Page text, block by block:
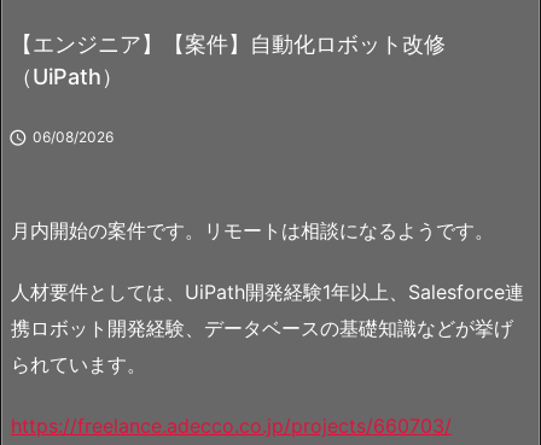
【エンジニア】【案件】自動化ロボット改修
（UiPath）
 06/08/2026
月内開始の案件です。リモートは相談になるようです。
人材要件としては、UiPath開発経験1年以上、Salesforce連
携ロボット開発経験、データベースの基礎知識などが挙げ
られています。
https://freelance.adecco.co.jp/projects/660703/